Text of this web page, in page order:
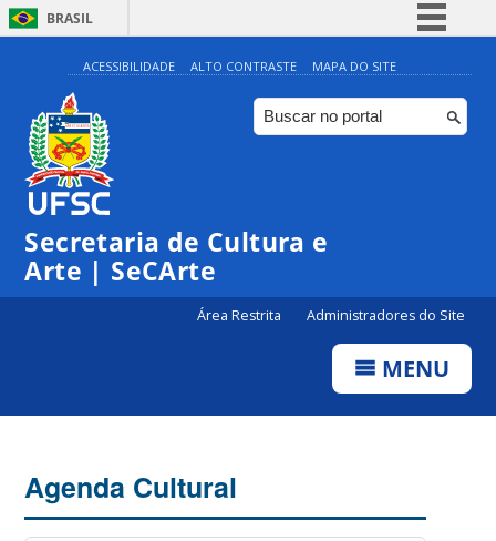
BRASIL
Simplifique!
Comunica BR
Participe
ACESSIBILIDADE ALTO CONTRASTE MAPA DO SITE
Secretaria de Cultura e
Arte | SeCArte
Área Restrita Administradores do Site
MENU
Agenda Cultural
0:00
1:00
5:00